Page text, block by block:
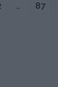
… 87